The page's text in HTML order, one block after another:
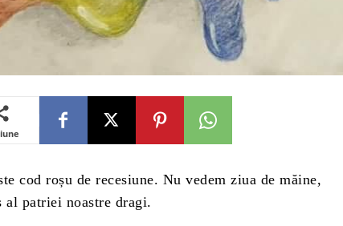
cod roșu de recesiune. Nu vedem ziua de măine,
patriei noastre dragi.